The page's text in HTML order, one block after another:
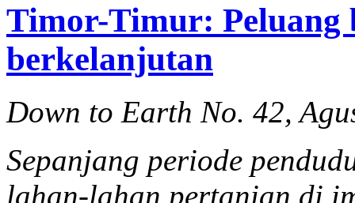
Timor-Timur: Peluang
berkelanjutan
Down to Earth No. 42,
Sepanjang periode
lahan-lahan pertanian di